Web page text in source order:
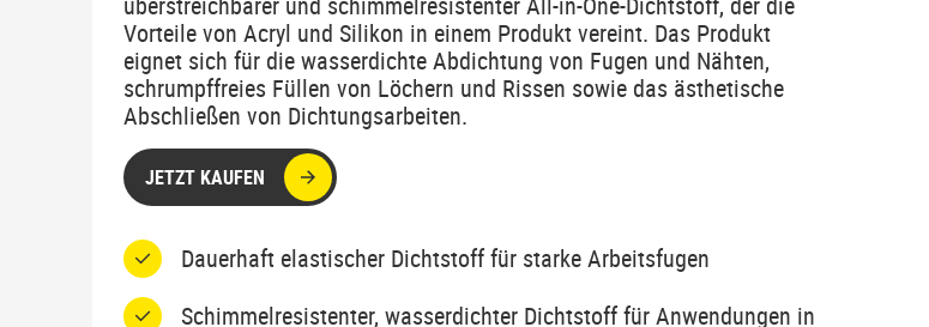
Vorteile von Acryl und Silikon in einem Produkt vereint. Das Produkt
eignet sich für die wasserdichte Abdichtung von Fugen und Nähten,
schrumpffreies Füllen von Löchern und Rissen sowie das ästhetische
Abschließen von Dichtungsarbeiten.
JETZT KAUFEN
Dauerhaft elastischer Dichtstoff für starke Arbeitsfugen
Schimmelresistenter, wasserdichter Dichtstoff für Anwendungen in